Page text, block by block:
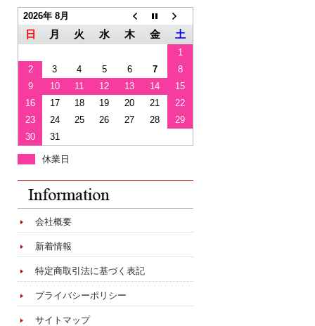
2026年 8月
日 月 火 水 木 金 土
1
2
3 4 5 6 7
8
9
10 11 12 13 14
15
16
17 18 19 20 21
22
23
24 25 26 27 28
29
30
31
休業日
会社概要
新着情報
特定商取引法に基づく表記
プライバシーポリシー
サイトマップ